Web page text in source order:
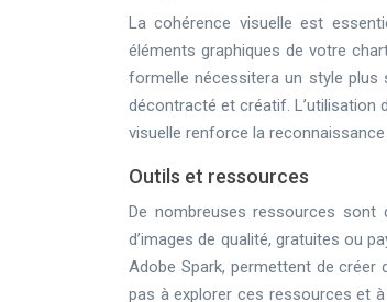
La cohérence visuelle est
éléments graphiques de votre
formelle nécessitera un style plus
décontracté et créatif. L’utilisation
visuelle renforce la
Outils et ressources
De nombreuses ressources sont
d’images de qualité, gratuites ou
Adobe Spark, permettent de créer
pas à explorer ces ressources et